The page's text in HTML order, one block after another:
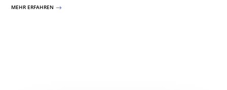
MEHR ERFAHREN $